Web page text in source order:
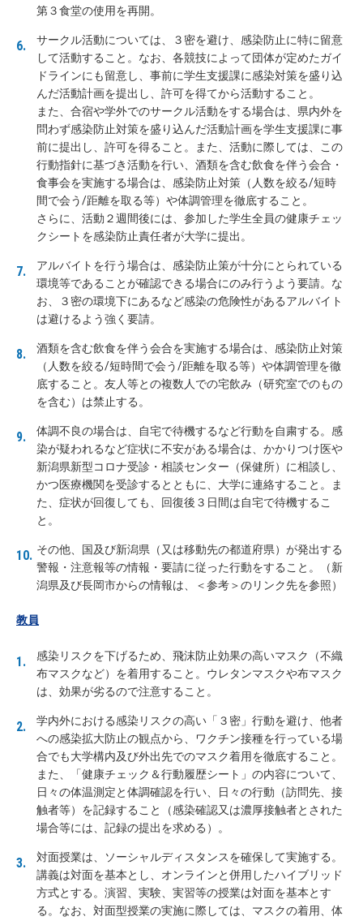
第３食堂の使用を再開。
サークル活動については、３密を避け、感染防止に特に留意
して活動すること。なお、各競技によって団体が定めたガイ
ドラインにも留意し、事前に学生支援課に感染対策を盛り込
んだ活動計画を提出し、許可を得てから活動すること。
また、合宿や学外でのサークル活動をする場合は、県内外を
問わず感染防止対策を盛り込んだ活動計画を学生支援課に事
前に提出し、許可を得ること。また、活動に際しては、この
行動指針に基づき活動を行い、酒類を含む飲食を伴う会合・
食事会を実施する場合は、感染防止対策（人数を絞る/短時
間で会う/距離を取る等）や体調管理を徹底すること。
さらに、活動２週間後には、参加した学生全員の健康チェッ
クシートを感染防止責任者が大学に提出。
アルバイトを行う場合は、感染防止策が十分にとられている
環境等であることが確認できる場合にのみ行うよう要請。な
お、３密の環境下にあるなど感染の危険性があるアルバイト
は避けるよう強く要請。
酒類を含む飲食を伴う会合を実施する場合は、感染防止対策
（人数を絞る/短時間で会う/距離を取る等）や体調管理を徹
底すること。友人等との複数人での宅飲み（研究室でのもの
を含む）は禁止する。
体調不良の場合は、自宅で待機するなど行動を自粛する。感
染が疑われるなど症状に不安がある場合は、かかりつけ医や
新潟県新型コロナ受診・相談センター（保健所）に相談し、
かつ医療機関を受診するとともに、大学に連絡すること。ま
た、症状が回復しても、回復後３日間は自宅で待機するこ
と。
その他、国及び新潟県（又は移動先の都道府県）が発出する
警報・注意報等の情報・要請に従った行動をすること。（新
潟県及び長岡市からの情報は、＜参考＞のリンク先を参照）
教員
感染リスクを下げるため、飛沫防止効果の高いマスク（不織
布マスクなど）を着用すること。ウレタンマスクや布マスク
は、効果が劣るので注意すること。
学内外における感染リスクの高い「３密」行動を避け、他者
への感染拡大防止の観点から、ワクチン接種を行っている場
合でも大学構内及び外出先でのマスク着用を徹底すること。
また、「健康チェック＆行動履歴シート」の内容について、
日々の体温測定と体調確認を行い、日々の行動（訪問先、接
触者等）を記録すること（感染確認又は濃厚接触者とされた
場合等には、記録の提出を求める）。
対面授業は、ソーシャルディスタンスを確保して実施する。
講義は対面を基本とし、オンラインと併用したハイブリッド
方式とする。演習、実験、実習等の授業は対面を基本とす
る。なお、対面型授業の実施に際しては、マスクの着用、体